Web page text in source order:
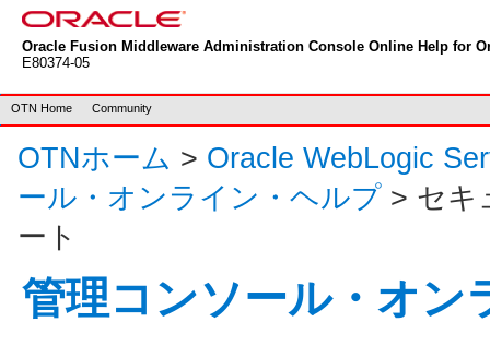
Oracle Fusion Middleware Administration Console Online Help for
E80374-05
OTN Home Community
OTNホーム > Oracle WebLogic
ール・オンライン・ヘルプ > セキ
ート
管理コンソール・オン